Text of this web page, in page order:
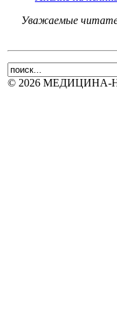
Уважаемые
© 2026 МЕДИЦИНА-НН,